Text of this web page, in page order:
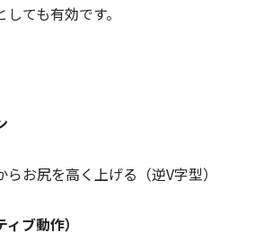
ても有効です。
お尻を高く上げる（逆V字型）
ブ動作）